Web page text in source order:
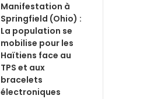
Manifestation à
Springfield (Ohio) :
La population se
mobilise pour les
Haïtiens face au
TPS et aux
bracelets
électroniques